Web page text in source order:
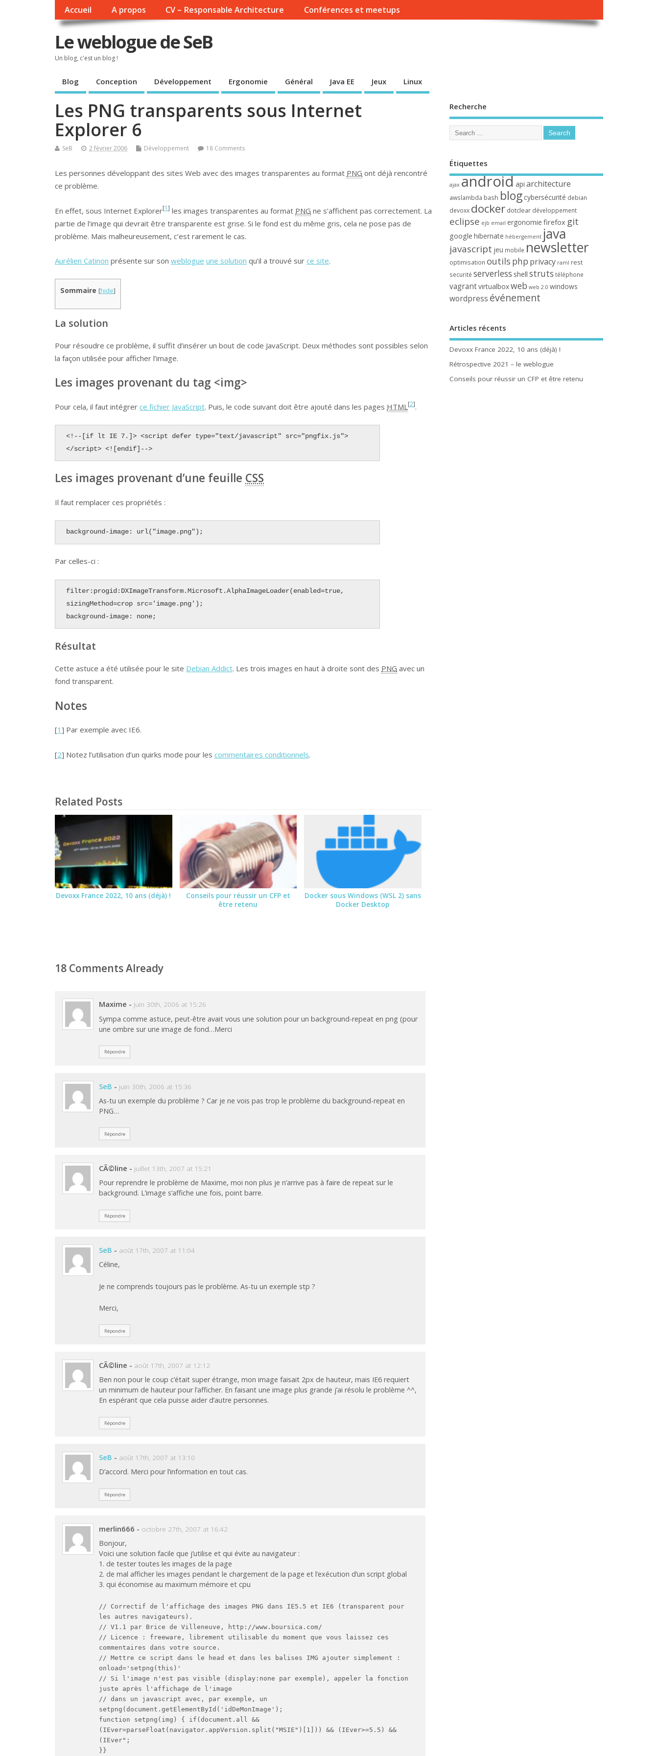
Accueil A propos CV – Responsable Architecture Conférences et meetups
Le weblogue de SeB
Un blog, c'est un blog !
Blog Conception Développement Ergonomie Général Java EE Jeux Linux
Les PNG transparents sous Internet
Explorer 6
SeB 2 février 2006 Développement 18 Comments
Les personnes développant des sites Web avec des images transparentes au format PNG ont déjà rencontré
ce problème.
En effet, sous Internet Explorer[1] les images transparentes au format PNG ne s’affichent pas correctement. La
partie de l’image qui devrait être transparente est grise. Si le fond est du même gris, cela ne pose pas de
problème. Mais malheureusement, c’est rarement le cas.
Aurélien Catinon présente sur son weblogue une solution qu’il a trouvé sur ce site.
Sommaire [hide]
La solution
Pour résoudre ce problème, il suffit d’insérer un bout de code JavaScript. Deux méthodes sont possibles selon
la façon utilisée pour afficher l’image.
Les images provenant du tag <img>
Pour cela, il faut intégrer ce fichier JavaScript. Puis, le code suivant doit être ajouté dans les pages HTML [2].
<!--[if lt IE 7.]> <script defer type="text/javascript" src="pngfix.js">
</script> <![endif]-->
Les images provenant d’une feuille CSS
Il faut remplacer ces propriétés :
background-image: url("image.png");
Par celles-ci :
filter:progid:DXImageTransform.Microsoft.AlphaImageLoader(enabled=true,
sizingMethod=crop src='image.png');
background-image: none;
Résultat
Cette astuce a été utilisée pour le site Debian Addict. Les trois images en haut à droite sont des PNG avec un
fond transparent.
Notes
[1 ] Par exemple avec IE6.
[2] Notez l’utilisation d’un quirks mode pour les commentaires conditionnels.
Related Posts
Devoxx France 2022, 10 ans (déjà) !
Conseils pour réussir un CFP et
être retenu
Docker sous Windows (WSL 2) sans
Docker Desktop
18 Comments Already
Maxime - juin 30th, 2006 at 15:26
Sympa comme astuce, peut-être avait vous une solution pour un background-repeat en png (pour
une ombre sur une image de fond…Merci
Répondre
SeB - juin 30th, 2006 at 15:36
As-tu un exemple du problème ? Car je ne vois pas trop le problème du background-repeat en
PNG…
Répondre
CÃ©line - juillet 13th, 2007 at 15:21
Pour reprendre le problème de Maxime, moi non plus je n’arrive pas à faire de repeat sur le
background. L’image s’affiche une fois, point barre.
Répondre
SeB - août 17th, 2007 at 11:04
Céline,
Je ne comprends toujours pas le problème. As-tu un exemple stp ?
Merci,
Répondre
CÃ©line - août 17th, 2007 at 12:12
Ben non pour le coup c’était super étrange, mon image faisait 2px de hauteur, mais IE6 requiert
un minimum de hauteur pour l’afficher. En faisant une image plus grande j’ai résolu le problème ^^,
En espérant que cela puisse aider d’autre personnes.
Répondre
SeB - août 17th, 2007 at 13:10
D’accord. Merci pour l’information en tout cas.
Répondre
merlin666 - octobre 27th, 2007 at 16:42
Bonjour,
Voici une solution facile que j’utilise et qui évite au navigateur :
1. de tester toutes les images de la page
2. de mal afficher les images pendant le chargement de la page et l’exécution d’un script global
3. qui économise au maximum mémoire et cpu
// Correctif de l'affichage des images PNG dans IE5.5 et IE6 (transparent pour
les autres navigateurs).
// V1.1 par Brice de Villeneuve, http://www.boursica.com/
// Licence : freeware, librement utilisable du moment que vous laissez ces
commentaires dans votre source.
// Mettre ce script dans le head et dans les balises IMG ajouter simplement :
onload='setpng(this)'
// Si l'image n'est pas visible (display:none par exemple), appeler la fonction
juste après l'affichage de l'image
// dans un javascript avec, par exemple, un
setpng(document.getElementById('idDeMonImage');
function setpng(img) { if(document.all &&
(IEver=parseFloat(navigator.appVersion.split("MSIE")[1])) && (IEver>=5.5) &&
(IEver";
}}
Recherche
Étiquettes
ajax androidapi architecture
awslambda bash blog cybersécurité debian
devoxx docker dotclear développement
eclipse ejb email ergonomie firefox git
google hibernate hébergement java
javascript jeu mobile newsletter
optimisation outils php privacy raml rest
securité serverless shell struts téléphone
vagrantvirtualboxweb web 2.0 windows
wordpress événement
Articles récents
Devoxx France 2022, 10 ans (déjà) !
Rétrospective 2021 – le weblogue
Conseils pour réussir un CFP et être retenu